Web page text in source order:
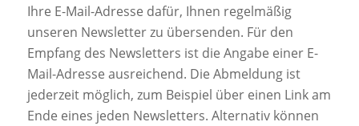
Ihre E-Mail-Adresse dafür, Ihnen regelmäßig
unseren Newsletter zu übersenden. Für den
Empfang des Newsletters ist die Angabe einer E-
Mail-Adresse ausreichend. Die Abmeldung ist
jederzeit möglich, zum Beispiel über einen Link am
Ende eines jeden Newsletters. Alternativ können